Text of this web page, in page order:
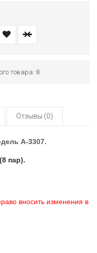
товара: 8
Отзывы (0)
А-3307.
пар).
вносить изменения в